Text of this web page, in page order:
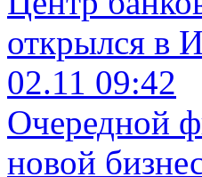
открылся в
02.11 09:42
Очередной
новой